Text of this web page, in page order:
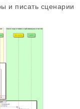
и писать сценарии